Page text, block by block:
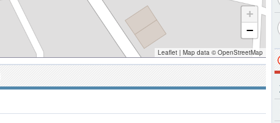
+
−
Leaflet | Map data © OpenStreetMap